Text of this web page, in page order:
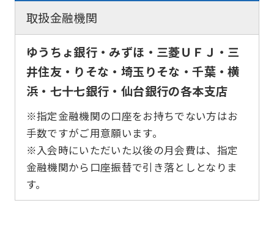
取扱金融機関
ゆうちょ銀行・みずほ・三菱ＵＦＪ・三
井住友・りそな・埼玉りそな・千葉・横
浜・七十七銀行・仙台銀行の各本支店
※指定金融機関の口座をお持ちでない方はお
手数ですがご用意願います。
※入会時にいただいた以後の月会費は、指定
金融機関から口座振替で引き落としとなりま
す。